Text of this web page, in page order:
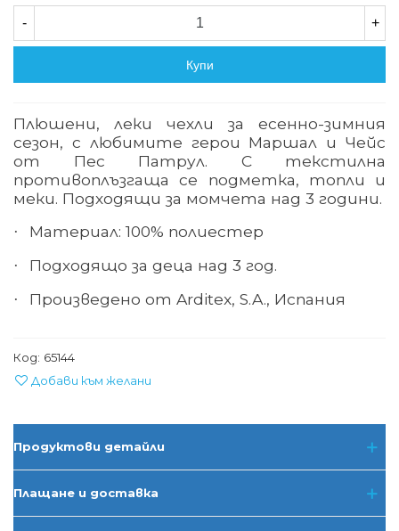
- +
Купи
Плюшени, леки чехли за есенно-зимния
сезон, с любимите герои Маршал и Чейс
от Пес Патрул. С текстилна
противоплъзгаща се подметка, топли и
меки. Подходящи за момчета над 3 години.
· Материал: 100% полиестер
· Подходящо за деца над 3 год.
· Произведено от Arditex, S.A., Испания
Код: 65144
Добави към желани
Продуктови детайли
Плащане и доставка